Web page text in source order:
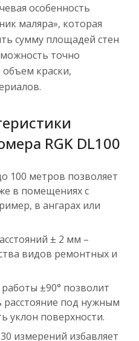
особенность
маляра», которая
сумму площадей стен
точно
краски,
RGK DL100
100 метров позволяет
в помещениях с
в ангарах или
± 2 мм –
видов ремонтных и
±90° позволит
под нужным
уклон поверхности.
измерений избавляет